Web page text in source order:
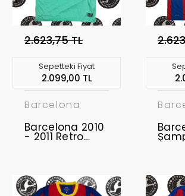
2.623,75 TL
Sepetteki Fiyat
2.099,00 TL
Barcelona
Barcelona 2010
- 2011 Retro
Ligi